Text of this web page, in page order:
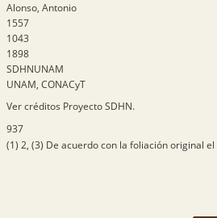
Alonso, Antonio
1557
1043
1898
SDHNUNAM
UNAM, CONACyT
Ver créditos Proyecto SDHN.
937
(1) 2, (3) De acuerdo con la foliación original